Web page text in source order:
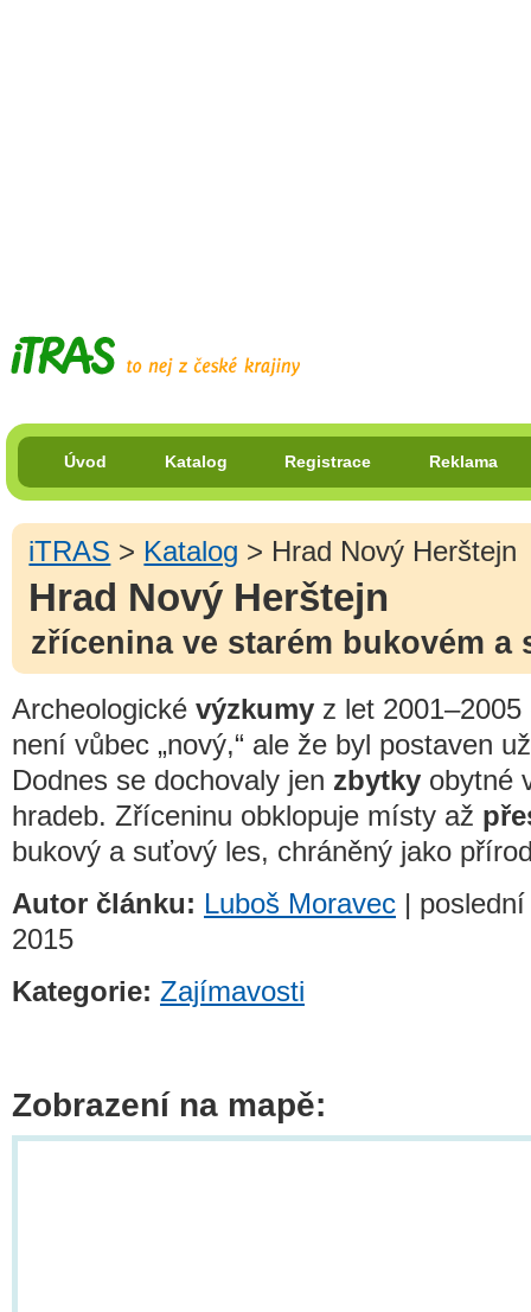
Úvod Katalog Registrace Reklama
iTRAS > Katalog > Hrad Nový Herštejn
Hrad Nový Herštejn
zřícenina ve starém bukovém a
Archeologické výzkumy z let 2001–2005
není vůbec „nový,“ ale že byl postaven
Dodnes se dochovaly jen zbytky obytné
hradeb. Zříceninu obklopuje místy až
bukový a suťový les, chráněný jako
Autor článku: Luboš Moravec |
2015
Kategorie: Zajímavosti
Zobrazení na mapě: